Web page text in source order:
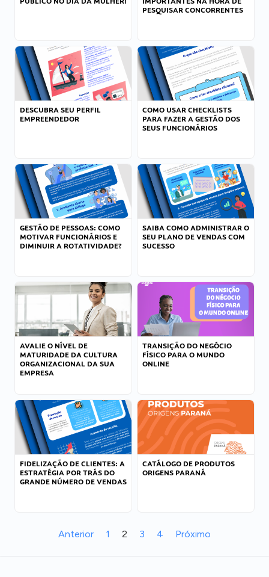
PESQUISAR CONCORRENTES
DESCUBRA SEU PERFIL
EMPREENDEDOR
COMO USAR CHECKLISTS
PARA FAZER A GESTÃO DOS
SEUS FUNCIONÁRIOS
GESTÃO DE PESSOAS: COMO
MOTIVAR FUNCIONÁRIOS E
DIMINUIR A ROTATIVIDADE?
SAIBA COMO ADMINISTRAR O
SEU PLANO DE VENDAS COM
SUCESSO
AVALIE O NÍVEL DE
MATURIDADE DA CULTURA
ORGANIZACIONAL DA SUA
EMPRESA
TRANSIÇÃO DO NEGÓCIO
FÍSICO PARA O MUNDO
ONLINE
FIDELIZAÇÃO DE CLIENTES: A
ESTRATÉGIA POR TRÁS DO
GRANDE NÚMERO DE VENDAS
CATÁLOGO DE PRODUTOS
ORIGENS PARANÁ
Anterior 1 2 3 4 Próximo